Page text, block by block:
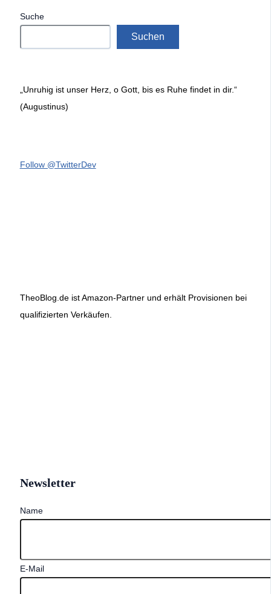
Suche
Suchen
„Unruhig ist unser Herz, o Gott, bis es Ruhe findet in dir.“
(Augustinus)
Follow @TwitterDev
TheoBlog.de ist Amazon-Partner und erhält Provisionen bei
qualifizierten Verkäufen.
Newsletter
Name
E-Mail